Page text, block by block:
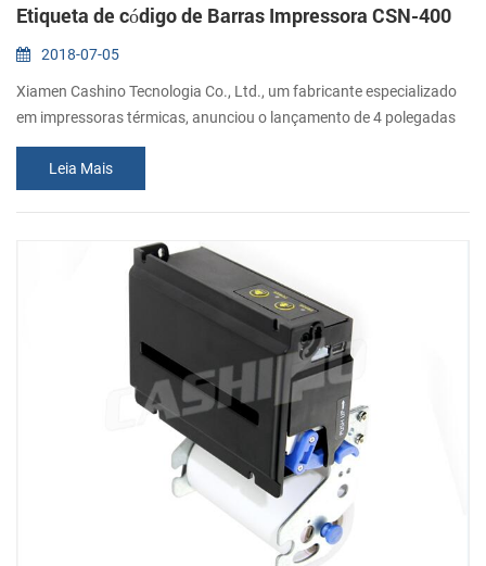
Etiqueta de código de Barras Impressora CSN-400
2018-07-05
Xiamen Cashino Tecnologia Co., Ltd., um fabricante especializado
em impressoras térmicas, anunciou o lançamento de 4 polegadas
POS etiqueta de código de barras impressora CSN-400. É um direto
impressora térmica de etiquetas, que as metas de logística e o
mercado de transportes. Quais são os principais recursos e
de 150 mm/seg. 2). Gr...
Leia Mais